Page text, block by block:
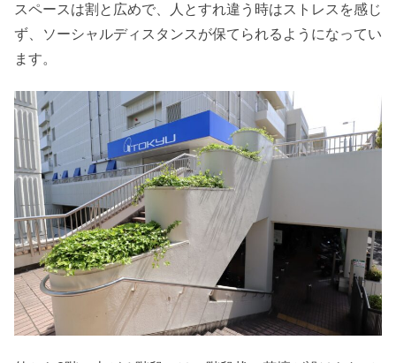
スペースは割と広めで、人とすれ違う時はストレスを感じ
ず、ソーシャルディスタンスが保てられるようになってい
ます。